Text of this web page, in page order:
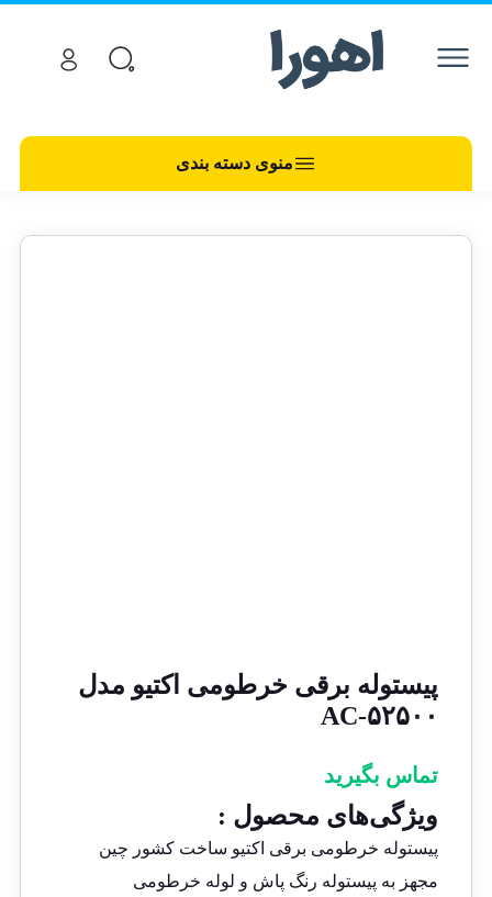
منوی دسته بندی
پیستوله برقی خرطومی اکتیو مدل
AC-۵۲۵۰۰
تماس بگیرید
ویژگی‌های محصول :
پیستوله خرطومی برقی اکتیو ساخت کشور چین
مجهز به پیستوله رنگ پاش و لوله خرطومی